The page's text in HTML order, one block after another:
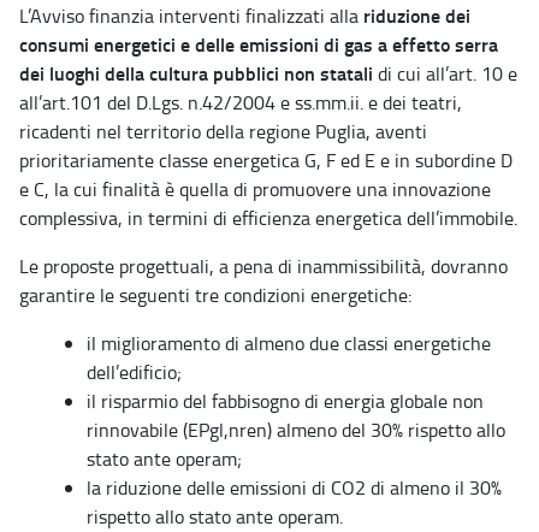
L’Avviso finanzia interventi finalizzati alla riduzione dei
consumi energetici e delle emissioni di gas a effetto serra
dei luoghi della cultura pubblici non statali di cui all’art. 10 e
all’art.101 del D.Lgs. n.42/2004 e ss.mm.ii. e dei teatri,
ricadenti nel territorio della regione Puglia, aventi
prioritariamente classe energetica G, F ed E e in subordine D
e C, la cui finalità è quella di promuovere una innovazione
complessiva, in termini di efficienza energetica dell’immobile.
Le proposte progettuali, a pena di inammissibilità, dovranno
garantire le seguenti tre condizioni energetiche:
il miglioramento di almeno due classi energetiche
dell’edificio;
il risparmio del fabbisogno di energia globale non
rinnovabile (EPgl,nren) almeno del 30% rispetto allo
stato ante operam;
la riduzione delle emissioni di CO2 di almeno il 30%
rispetto allo stato ante operam.